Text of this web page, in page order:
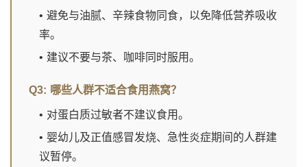
• 避免与油腻、辛辣食物同食，以免降低营养吸收
率。
• 建议不要与茶、咖啡同时服用。
Q3: 哪些人群不适合食用燕窝？
• 对蛋白质过敏者不建议食用。
• 婴幼儿及正值感冒发烧、急性炎症期间的人群建
议暂停。